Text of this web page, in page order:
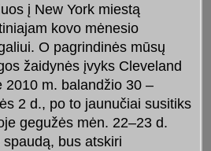
į New York miestą
kovo mėnesio
O pagrindinės mūsų
žaidynės įvyks Cleveland
2010 m. balandžio 30 –
2 d., po to jaunučiai susitiks
gegužės mėn. 22–23 d.
spaudą, bus atskiri